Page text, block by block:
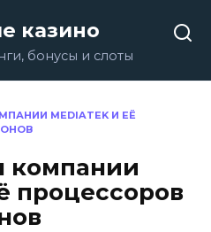
казино
бонусы и слоты
MEDIATEK И ЕЁ
компании
процессоров